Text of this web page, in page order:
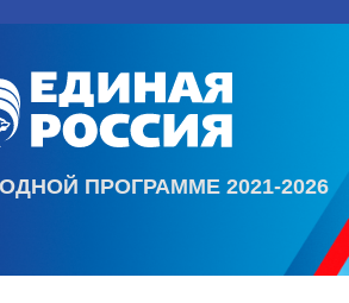
ПРОГРАММЕ 2021-2026